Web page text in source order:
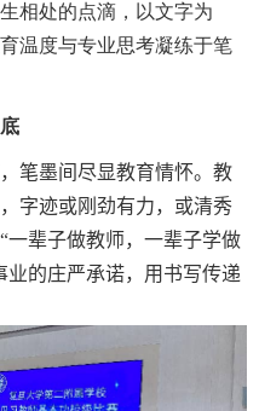
相处的点滴，以文字为
温度与专业思考凝练于笔
笔墨间尽显教育情怀。教
字迹或刚劲有力，或清秀
一辈子做教师，一辈子学做
业的庄严承诺，用书写传递